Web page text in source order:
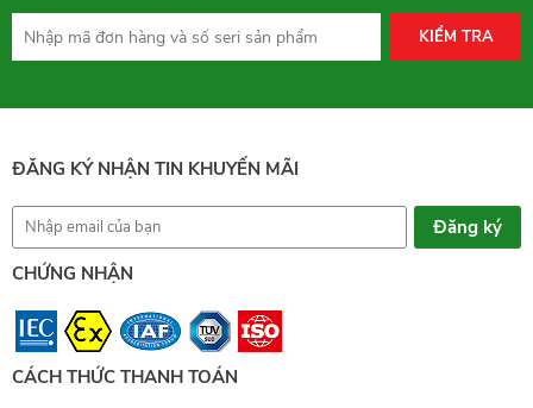
KIỂM TRA
ĐĂNG KÝ NHẬN TIN KHUYẾN MÃI
CHỨNG NHẬN
CÁCH THỨC THANH TOÁN